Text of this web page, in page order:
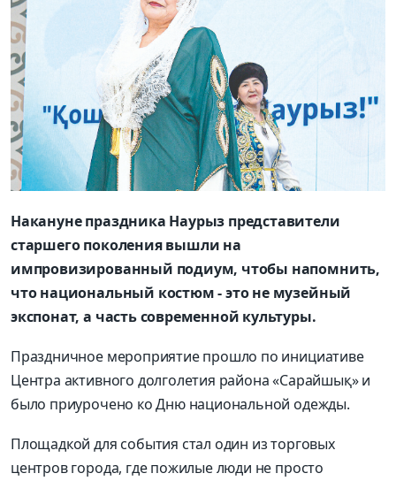
Накануне праздника Наурыз представители
старшего поколения вышли на
импровизированный подиум, чтобы напомнить,
что национальный костюм - это не музейный
экспонат, а часть современной культуры.
Праздничное мероприятие прошло по инициативе
Центра активного долголетия района «Сарайшық» и
было приурочено ко Дню национальной одежды.
Площадкой для события стал один из торговых
центров города, где пожилые люди не просто